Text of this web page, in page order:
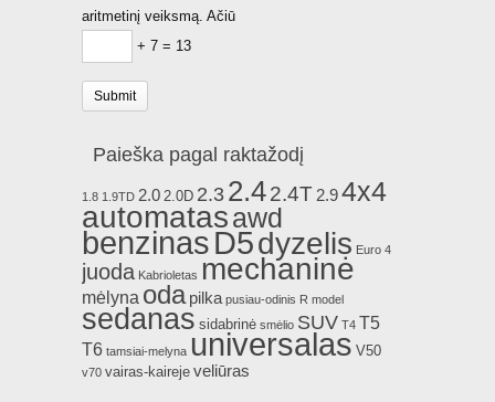
aritmetinį veiksmą. Ačiū
+ 7 = 13
Paieška pagal raktažodį
1.8 1.9TD 2.0 2.0D 2.3 2.42.4T 2.94x4
automatasawd
benzinasD5dyzelis Euro 4
juoda Kabrioletas mechaninė
mėlyna oda pilka pusiau-odinis R model
sedanas sidabrinė smėlio SUV T4 T5
T6 tamsiai-melyna universalas V50
v70 vairas-kaireje veliūras